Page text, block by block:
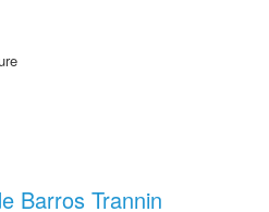
Barros Trannin